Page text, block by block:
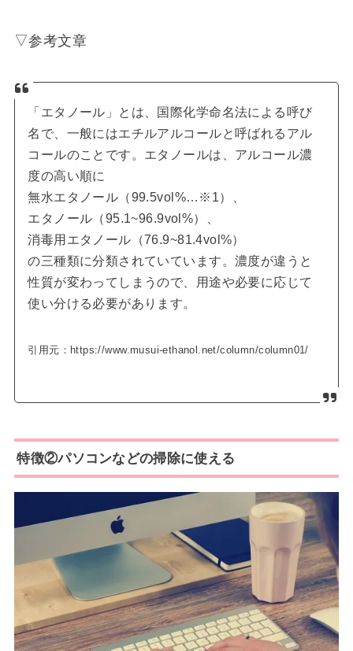
▽参考文章
「エタノール」とは、国際化学命名法による呼び
名で、一般にはエチルアルコールと呼ばれるアル
コールのことです。エタノールは、アルコール濃
度の高い順に
無水エタノール（99.5vol%…※1）、
エタノール（95.1~96.9vol%）、
消毒用エタノール（76.9~81.4vol%）
の三種類に分類されていています。濃度が違うと
性質が変わってしまうので、用途や必要に応じて
使い分ける必要があります。
引用元：https://www.musui-ethanol.net/column/column01/
特徴②パソコンなどの掃除に使える